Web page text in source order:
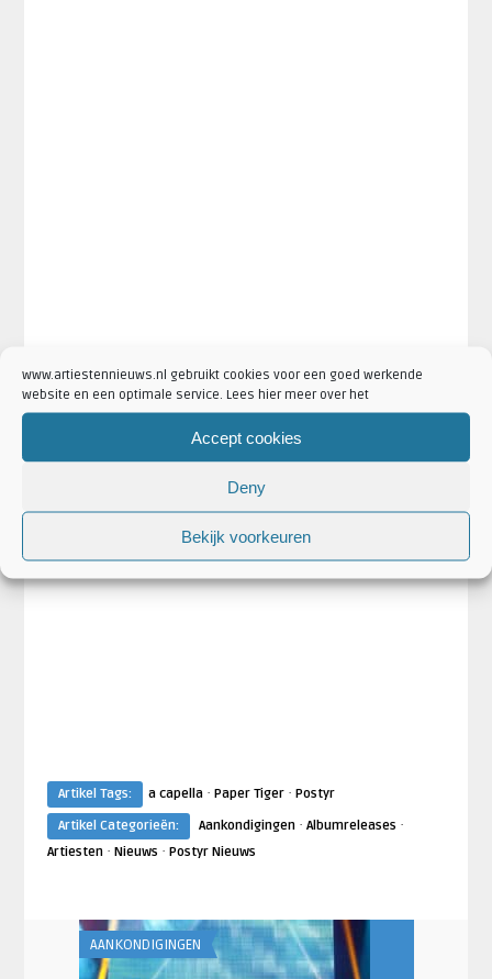
www.artiestennieuws.nl gebruikt cookies voor een goed werkende
website en een optimale service. Lees hier meer over het
Accept cookies
Deny
Bekijk voorkeuren
Artikel Tags: a capella· Paper Tiger· Postyr
Artikel Categorieën:
Aankondigingen· Albumreleases ·
Artiesten· Nieuws · Postyr Nieuws
AANKONDIGINGEN